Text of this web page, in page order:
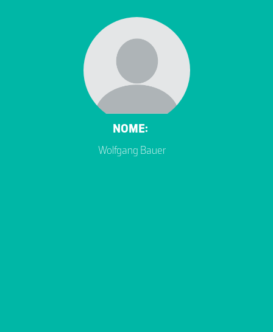
NOME:
Wolfgang Bauer